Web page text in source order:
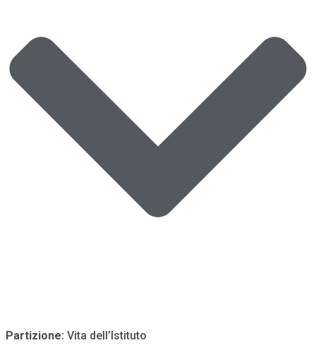
Partizione: Vita dell’Istituto